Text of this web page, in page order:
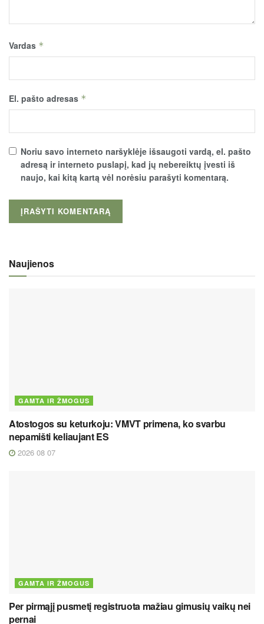
Vardas *
El. pašto adresas *
Noriu savo interneto naršyklėje išsaugoti vardą, el. pašto
adresą ir interneto puslapį, kad jų nebereiktų įvesti iš
naujo, kai kitą kartą vėl norėsiu parašyti komentarą.
Naujienos
GAMTA IR ŽMOGUS
Atostogos su keturkoju: VMVT primena, ko svarbu
nepamišti keliaujant ES
2026 08 07
GAMTA IR ŽMOGUS
Per pirmąjį pusmetį registruota mažiau gimusių vaikų nei
pernai